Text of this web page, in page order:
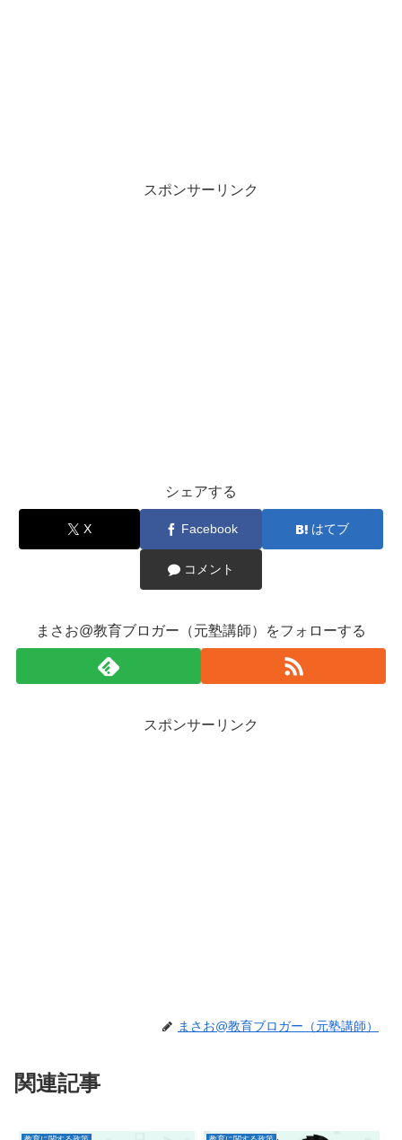
スポンサーリンク
シェアする
X Facebook はてブ
コメント
まさお@教育ブロガー（元塾講師）をフォローする
スポンサーリンク
まさお@教育ブロガー（元塾講師）
関連記事